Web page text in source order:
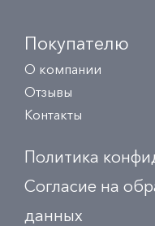
Покупателю
О компании
Отзывы
Контакты
Политика
Согласие на
данных